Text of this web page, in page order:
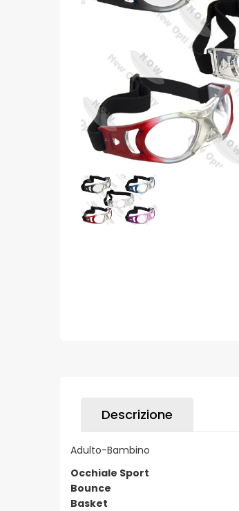
Descrizione
Adulto-Bambino
Occhiale Sport
Bounce
Basket